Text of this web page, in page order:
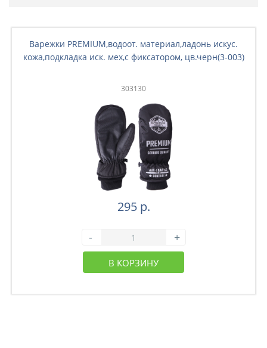
Варежки PREMIUM,водоот. материал,ладонь искус.
кожа,подкладка иск. мех,с фиксатором, цв.черн(3-003)
303130
295 р.
- +
В КОРЗИНУ